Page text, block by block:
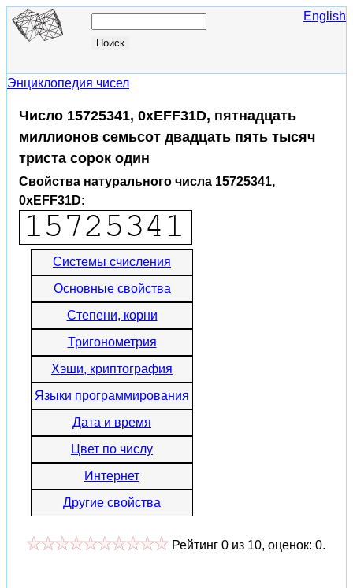
English
Энциклопедия чисел
Число 15725341, 0xEFF31D, пятнадцать
миллионов семьсот двадцать пять тысяч
триста сорок один
Свойства натурального числа 15725341,
0xEFF31D:
Системы счисления
Основные свойства
Степени, корни
Тригонометрия
Хэши, криптография
Языки программирования
Дата и время
Цвет по числу
Интернет
Другие свойства
Рейтинг 0 из 10, оценок: 0.